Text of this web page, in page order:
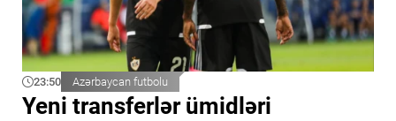
23:50 Azərbaycan futbolu
Yeni transferlər ümidləri